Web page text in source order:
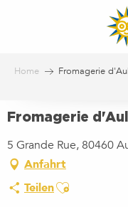
Home Fromagerie
Fromagerie
5 Grande Rue, 80460
Anfahrt
TeilenAjouter aux